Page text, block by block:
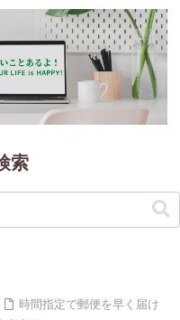
索
時間指定で郵便を早く届け